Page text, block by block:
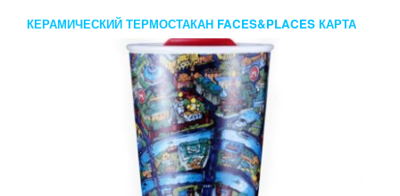
КЕРАМИЧЕСКИЙ ТЕРМОСТАКАН FACES&PLACES КАРТА